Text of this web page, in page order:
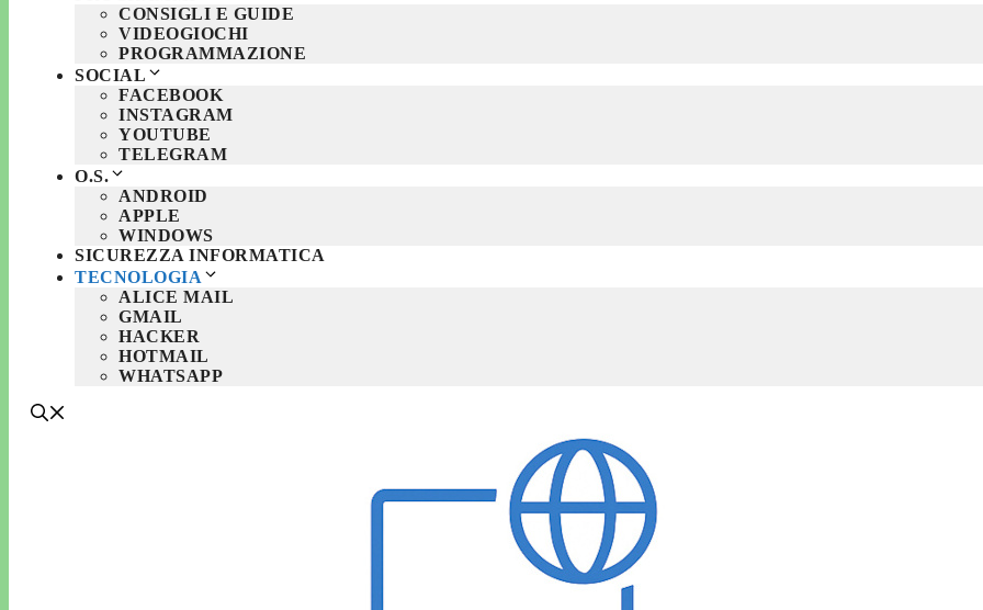
CONSIGLI E GUIDE
VIDEOGIOCHI
PROGRAMMAZIONE
SOCIAL
FACEBOOK
INSTAGRAM
YOUTUBE
TELEGRAM
O.S.
ANDROID
APPLE
WINDOWS
SICUREZZA INFORMATICA
TECNOLOGIA
ALICE MAIL
GMAIL
HACKER
HOTMAIL
WHATSAPP